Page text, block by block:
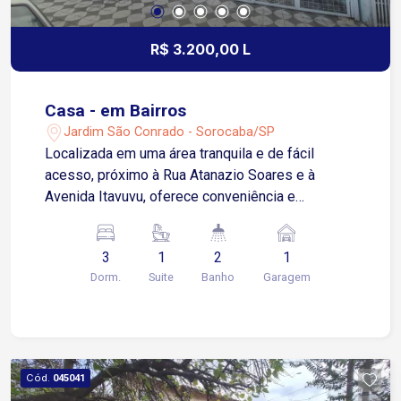
R$ 3.200,00 L
Casa - em Bairros
Jardim São Conrado - Sorocaba/SP
Localizada em uma área tranquila e de fácil
acesso, próximo à Rua Atanazio Soares e à
Avenida Itavuvu, oferece conveniência e
aconchegante casa apresenta um design
moderno e espaçoso, com três quartos
espaçosos, incluindo uma suíte completa com
praticidade e organização para seus pertences. A
sala é convidativa e aconchegante. A cozinha
3
Dorm.
1
Suite
2
Banho
1
Garagem
Cód. 045041